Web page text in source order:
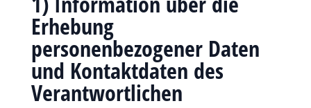
Erhebung
personenbezogener Daten
und Kontaktdaten des
Verantwortlichen